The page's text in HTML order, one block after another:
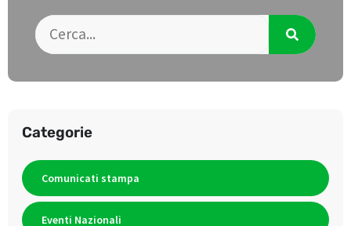
Categorie
Comunicati stampa
Eventi Nazionali